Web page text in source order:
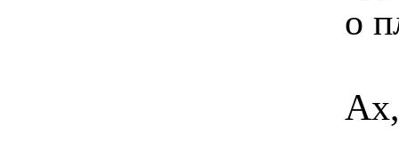
о